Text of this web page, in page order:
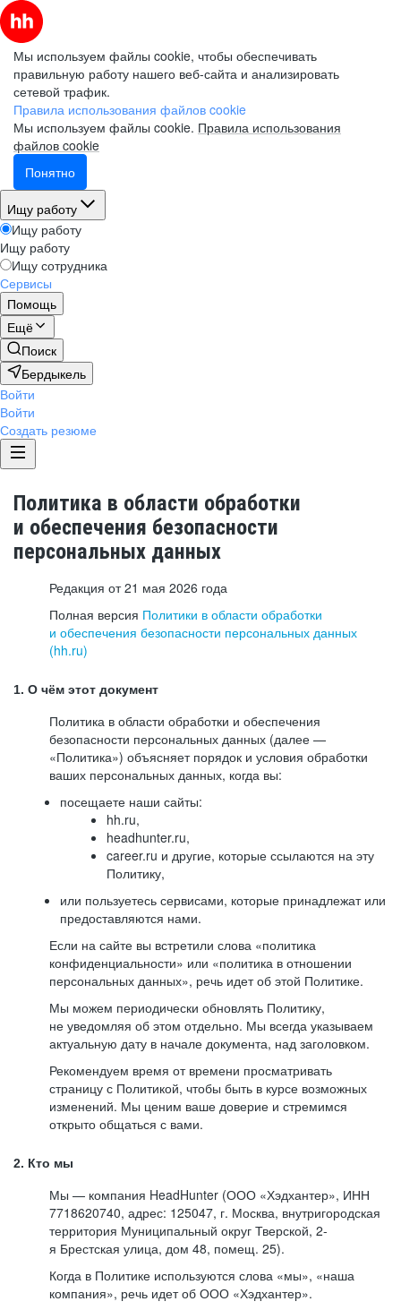
Мы используем файлы cookie, чтобы обеспечивать
правильную работу нашего веб-сайта и анализировать
сетевой трафик.
Правила использования файлов cookie
Мы используем файлы cookie. Правила использования
файлов cookie
Понятно
Ищу работу
Ищу работу
Ищу работу
Ищу сотрудника
Сервисы
Помощь
Ещё
Поиск
Бердыкель
Войти
Войти
Создать резюме
Политика в области обработки
и обеспечения безопасности
персональных данных
Редакция от 21 мая 2026 года
Полная версия Политики в области обработки
и обеспечения безопасности персональных данных
(hh.ru)
1. О чём этот документ
Политика в области обработки и обеспечения
безопасности персональных данных (далее —
«Политика») объясняет порядок и условия обработки
ваших персональных данных, когда вы:
посещаете наши сайты:
hh.ru,
headhunter.ru,
career.ru и другие, которые ссылаются на эту
Политику,
или пользуетесь сервисами, которые принадлежат или
предоставляются нами.
Если на сайте вы встретили слова «политика
конфиденциальности» или «политика в отношении
персональных данных», речь идет об этой Политике.
Мы можем периодически обновлять Политику,
не уведомляя об этом отдельно. Мы всегда указываем
актуальную дату в начале документа, над заголовком.
Рекомендуем время от времени просматривать
страницу с Политикой, чтобы быть в курсе возможных
изменений. Мы ценим ваше доверие и стремимся
открыто общаться с вами.
2. Кто мы
Мы — компания HeadHunter (ООО «Хэдхантер», ИНН
7718620740, адрес: 125047, г. Москва, внутригородская
территория Муниципальный округ Тверской, 2-
я Брестская улица, дом 48, помещ. 25).
Когда в Политике используются слова «мы», «наша
компания», речь идет об ООО «Хэдхантер».